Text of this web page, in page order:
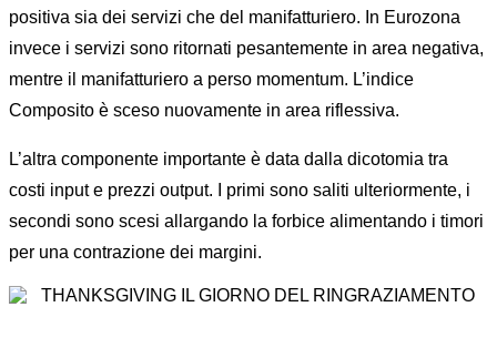
positiva sia dei servizi che del manifatturiero. In Eurozona
invece i servizi sono ritornati pesantemente in area negativa,
mentre il manifatturiero a perso momentum. L’indice
Composito è sceso nuovamente in area riflessiva.
L’altra componente importante è data dalla dicotomia tra
costi input e prezzi output. I primi sono saliti ulteriormente, i
secondi sono scesi allargando la forbice alimentando i timori
per una contrazione dei margini.